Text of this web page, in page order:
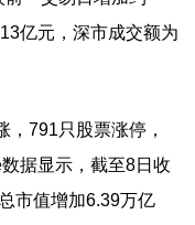
亿元，深市成交额为
791只股票涨停，
据显示，截至8日收
市值增加6.39万亿